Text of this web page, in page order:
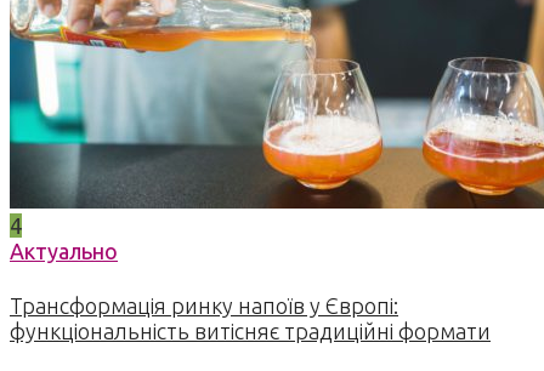
4
Актуально
Трансформація ринку напоїв у Європі:
функціональність витісняє традиційні формати